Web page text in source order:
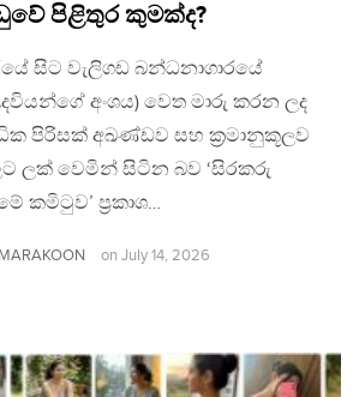
පිළිතුර කුමක්ද?
සිට වැලිගඩ බන්ධනාගාරයේ
අංශය) වෙත මාරු කරන ලද
පිරිසක් අඛණ්ඩව සහ ක්‍රමානුකූලව
ලක් වෙමින් සිටින බව ‘සිරකරු
කමිටුව’ ප්‍රකාශ…
on July 14, 2026